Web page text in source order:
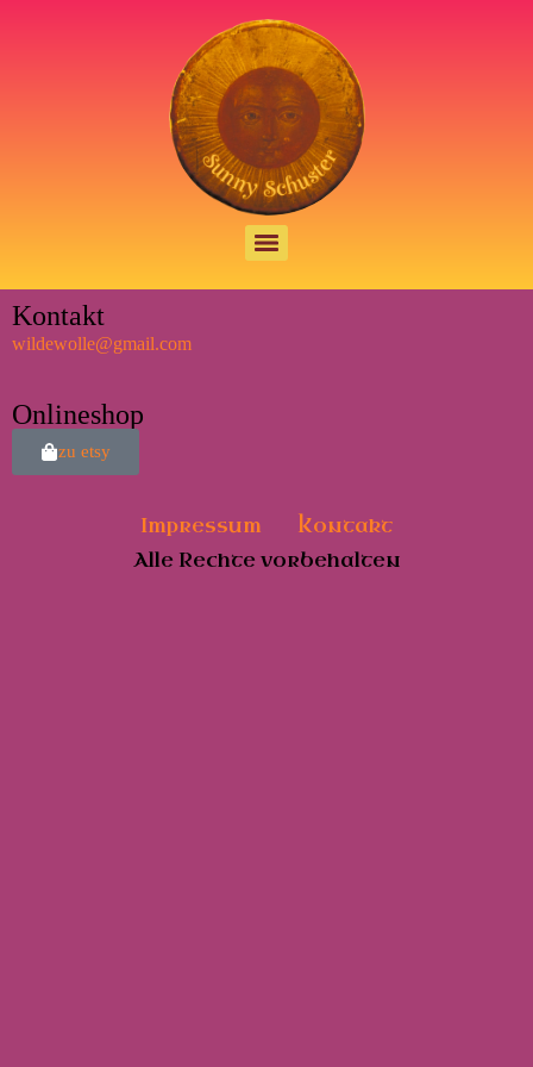
Kontakt
wildewolle@gmail.com
Onlineshop
zu etsy
Impressum
Kontakt
Alle Rechte vorbehalten